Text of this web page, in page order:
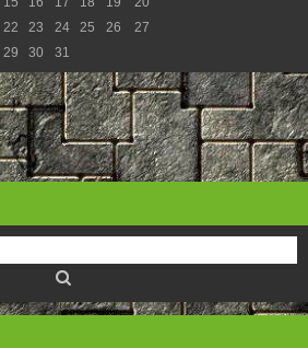
22 23 24 25 26
27
29 30 31